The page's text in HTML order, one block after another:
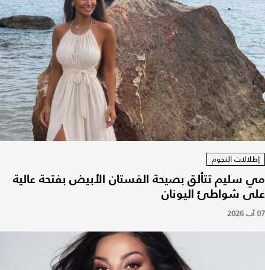
إطلالات النجوم
مي سليم تتألق بصيحة الفستان الأبيض بفتحة عالية
على شواطئ اليونان
07 آب 2026